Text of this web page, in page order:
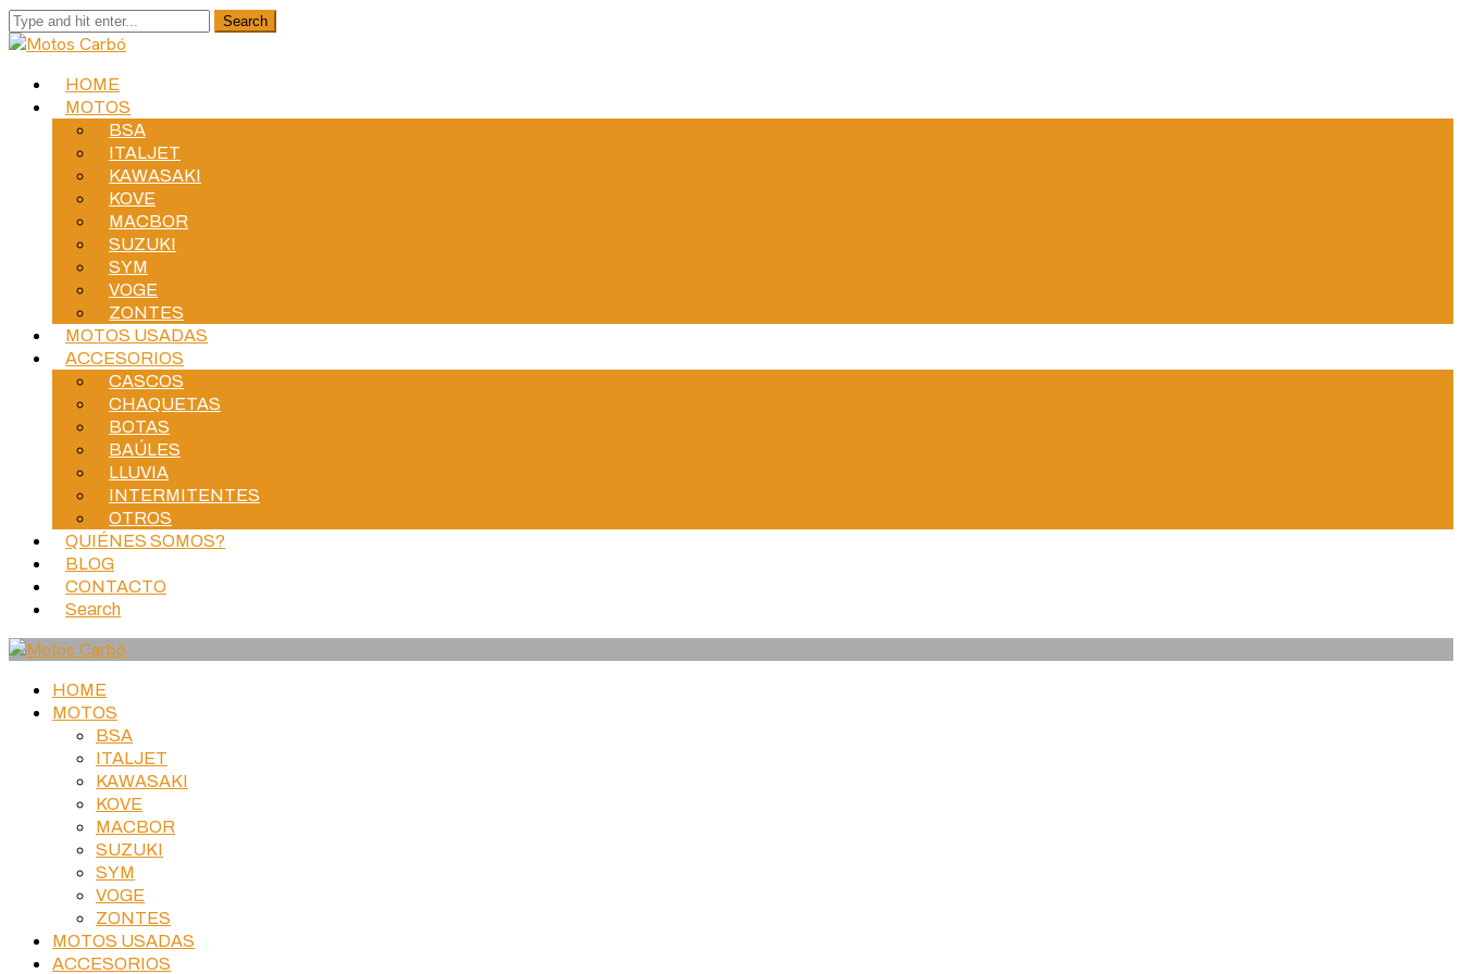
HOME
MOTOS
BSA
ITALJET
KAWASAKI
KOVE
MACBOR
SUZUKI
SYM
VOGE
ZONTES
MOTOS USADAS
ACCESORIOS
CASCOS
CHAQUETAS
BOTAS
BAÚLES
LLUVIA
INTERMITENTES
OTROS
QUIÉNES SOMOS?
BLOG
CONTACTO
Search
HOME
MOTOS
BSA
ITALJET
KAWASAKI
KOVE
MACBOR
SUZUKI
SYM
VOGE
ZONTES
MOTOS USADAS
ACCESORIOS